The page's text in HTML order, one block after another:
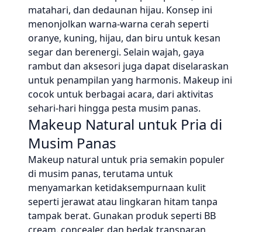
matahari, dan dedaunan hijau. Konsep ini
menonjolkan warna-warna cerah seperti
oranye, kuning, hijau, dan biru untuk kesan
segar dan berenergi. Selain wajah, gaya
rambut dan aksesori juga dapat diselaraskan
untuk penampilan yang harmonis. Makeup ini
cocok untuk berbagai acara, dari aktivitas
sehari-hari hingga pesta musim panas.
Makeup Natural untuk Pria di
Musim Panas
Makeup natural untuk pria semakin populer
di musim panas, terutama untuk
menyamarkan ketidaksempurnaan kulit
seperti jerawat atau lingkaran hitam tanpa
tampak berat. Gunakan produk seperti BB